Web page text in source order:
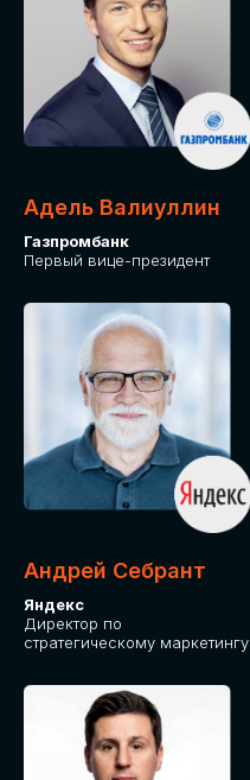
Адель Валиуллин
Газпромбанк
Первый вице-президент
Андрей Себрант
Яндекс
Директор по
стратегическому маркетингу